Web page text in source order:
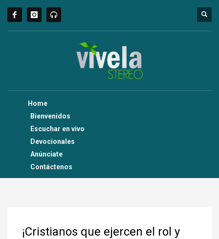
Home
Bienvenidos
Escuchar en vivo
Devocionales
Anúnciate
Contáctenos
¡Cristianos que ejercen el rol y